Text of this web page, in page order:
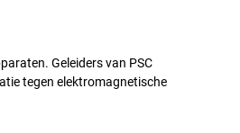
Geleiders van PSC
tegen elektromagnetische